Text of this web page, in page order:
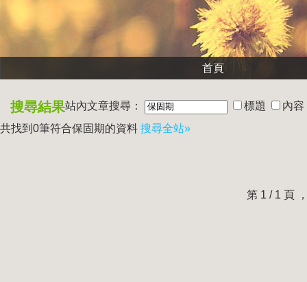
首頁
搜尋結果站內文章搜尋： 標題
內容
共找到0筆符合保固期的資料 搜尋全站»
第 1 / 1